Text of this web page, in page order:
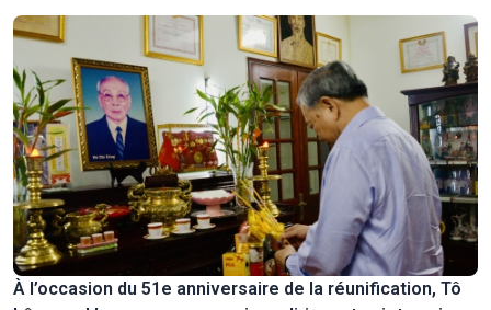
À l’occasion du 51e anniversaire de la réunification, Tô